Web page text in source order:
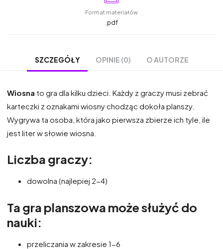
Format materiałów
.pdf
SZCZEGÓŁY OPINIE (0) O AUTORZE
Wiosna to gra dla kilku dzieci. Każdy z graczy musi zebrać
karteczki z oznakami wiosny chodząc dokoła planszy.
Wygrywa ta osoba, która jako pierwsza zbierze ich tyle, ile
jest liter w słowie wiosna.
Liczba graczy:
dowolna (najlepiej 2-4)
Ta gra planszowa może służyć do
nauki:
przeliczania w zakresie 1-6